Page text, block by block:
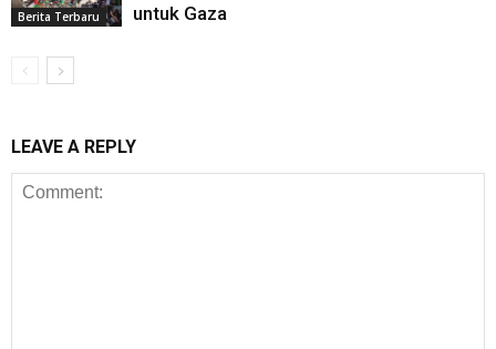
Berita Terbaru
untuk Gaza
LEAVE A REPLY